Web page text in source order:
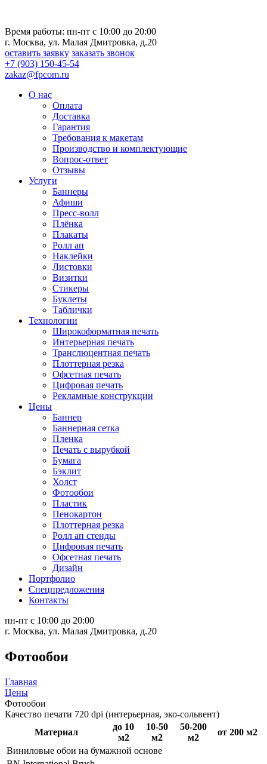
Время работы: пн-пт с 10:00 до 20:00
г. Москва, ул. Малая Дмитровка, д.20
оставить заявку заказать звонок
+7 (903) 150-45-54
zakaz@fpcom.ru
О нас
Оплата
Доставка
Гарантия
Требования к макетам
Производство и комплектующие
Вопрос-ответ
Отзывы
Услуги
Баннеры
Афиши
Пресс-волл
Плёнка
Плакаты
Ролл ап
Наклейки
Листовки
Визитки
Стикеры
Буклеты
Таблички
Технологии
Широкоформатная печать
Интерьерная печать
Транслюцентная печать
Плоттерная резка
Офсетная печать
Цифровая печать
Рекламные конструкции
Цены
Баннер
Баннерная сетка
Пленка
Печать с вырубкой
Бумага
Бэклит
Холст
Фотообои
Пластик
Пенокартон
Плоттерная резка
Ролл ап стенды
Цифровая печать
Офсетная печать
Дизайн
Портфолио
Спецпредложения
Контакты
пн-пт с 10:00 до 20:00
г. Москва, ул. Малая Дмитровка, д.20
Фотообои
Главная
Цены
Фотообои
Качество печати 720 dpi (интерьерная, эко-сольвент)
Материал
до 10
м2
10-50
м2
50-200
м2
от 200 м2
Виниловые обои на бумажной основе